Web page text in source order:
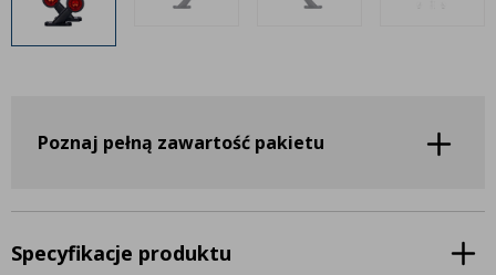
+48 81 884 70 94
Poznaj pełną zawartość pakietu
Specyfikacje produktu